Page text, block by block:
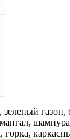
газон,
горка,